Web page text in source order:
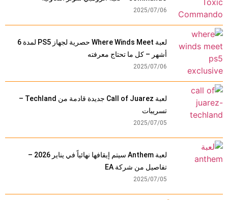
2025/07/06
لعبة Where Winds Meet حصرية لجهاز PS5 لمدة 6
أشهر – كل ما تحتاج معرفته
2025/07/06
لعبة Call of Juarez جديدة قادمة من Techland –
تسريبات
2025/07/05
لعبة Anthem سيتم إيقافها نهائياً في يناير 2026 –
تفاصيل من شركة EA
2025/07/05